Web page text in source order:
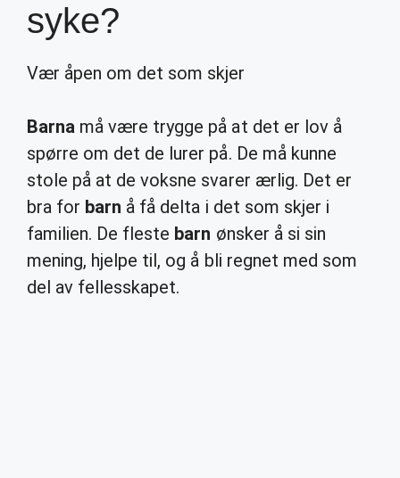
syke?
Vær åpen om det som skjer
Barna må være trygge på at det er lov å
spørre om det de lurer på. De må kunne
stole på at de voksne svarer ærlig. Det er
bra for barn å få delta i det som skjer i
familien. De fleste barn ønsker å si sin
mening, hjelpe til, og å bli regnet med som
del av fellesskapet.